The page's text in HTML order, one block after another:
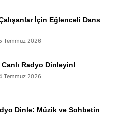
İçin Eğlenceli Dans
Temmuz 2026
Canlı Radyo Dinleyin!
Temmuz 2026
Dinle: Müzik ve Sohbetin